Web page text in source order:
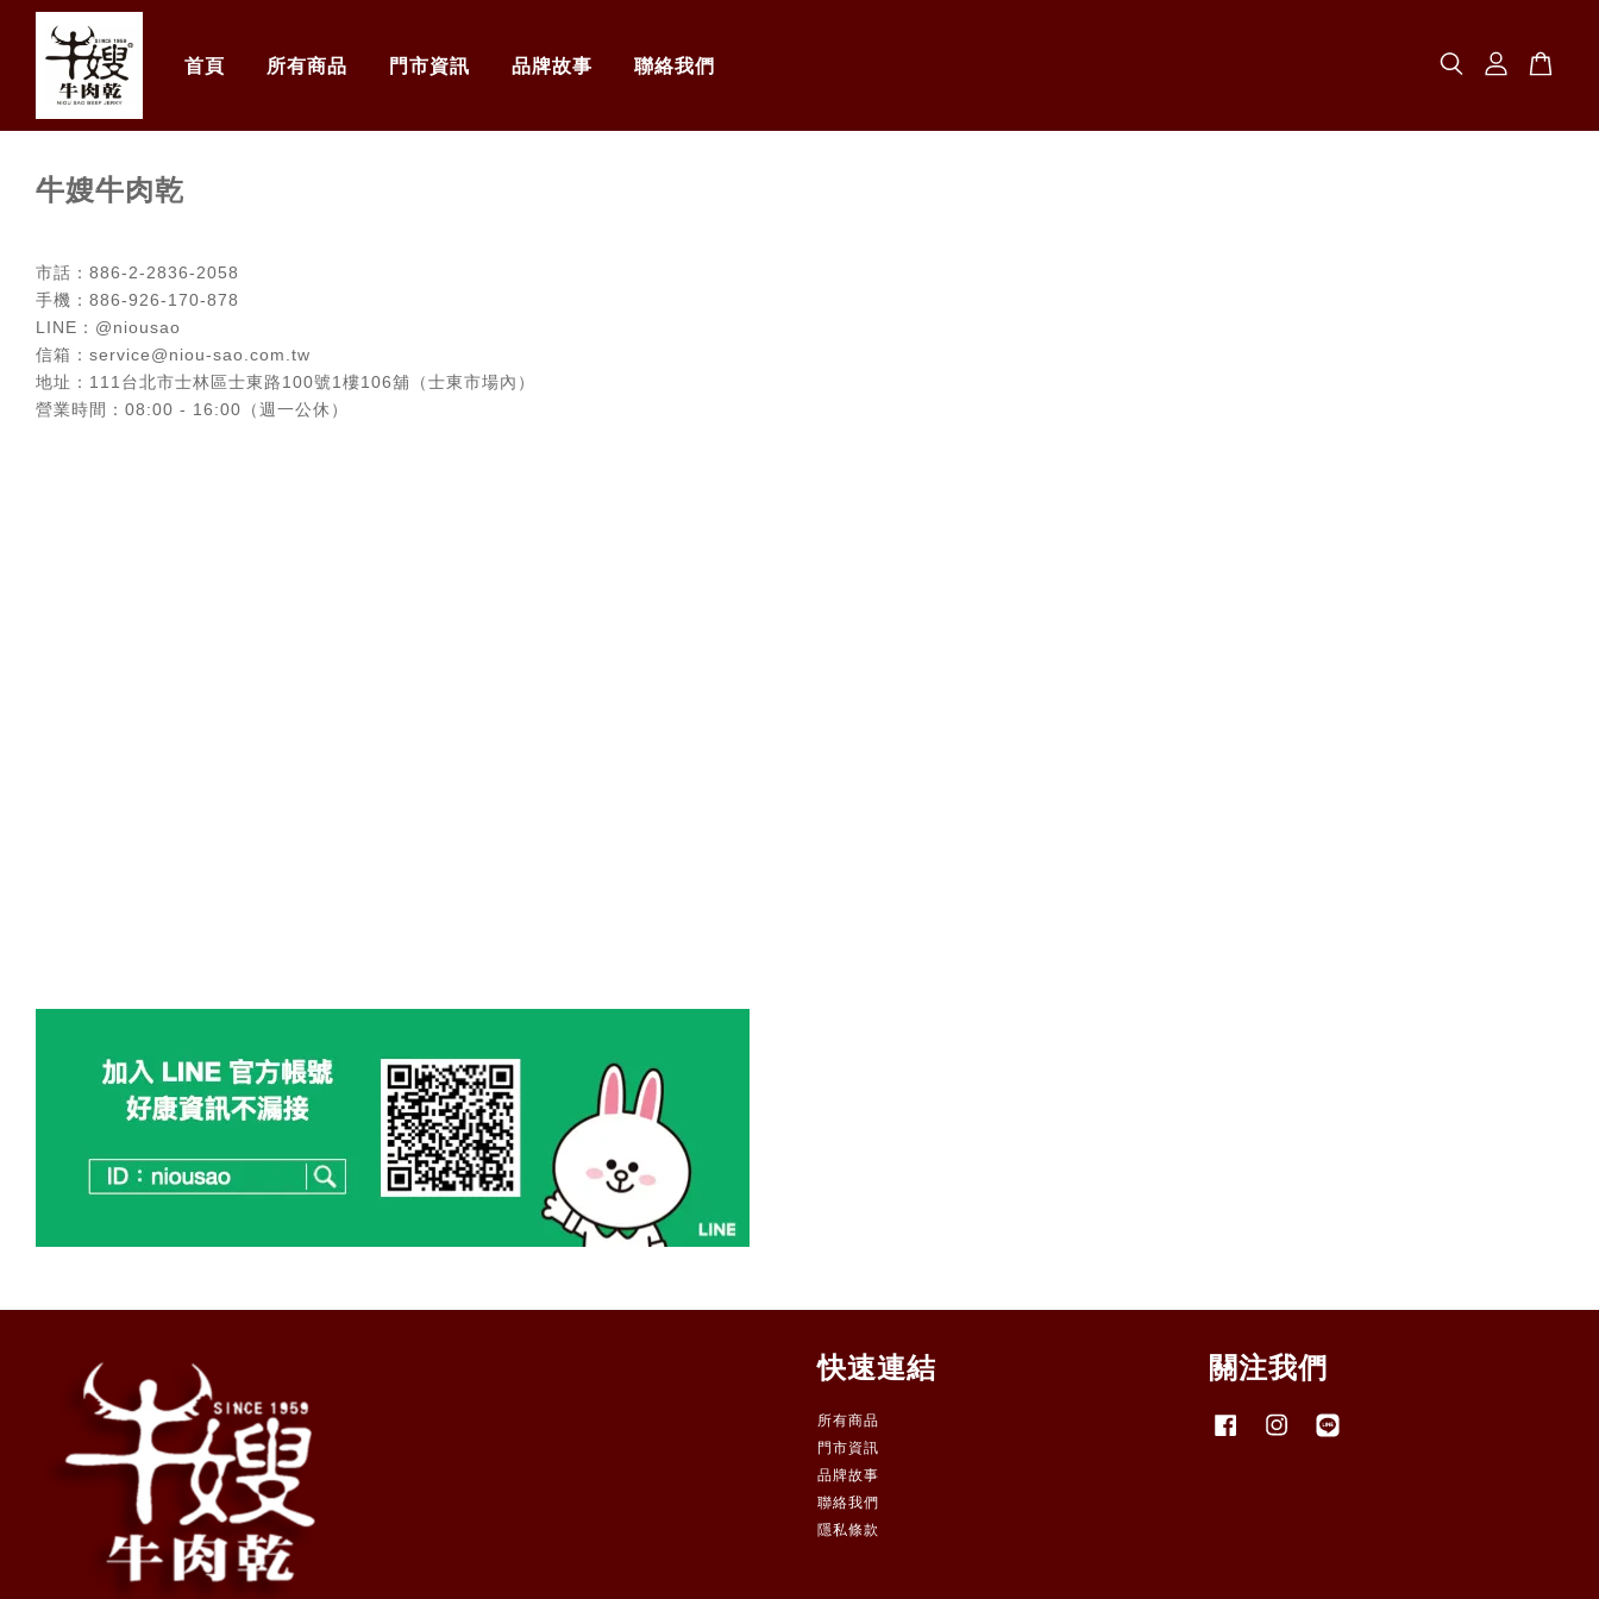
首頁 所有商品 門市資訊 品牌故事 聯絡我們
牛嫂牛肉乾
市話：886-2-2836-2058
手機：886-926-170-878
LINE：@niousao
信箱：service@niou-sao.com.tw
地址：111台北市士林區士東路100號1樓106舖（士東市場內）
營業時間：08:00 - 16:00（週一公休）
快速連結
所有商品
門市資訊
品牌故事
聯絡我們
隱私條款
關注我們
FacebookInstagram